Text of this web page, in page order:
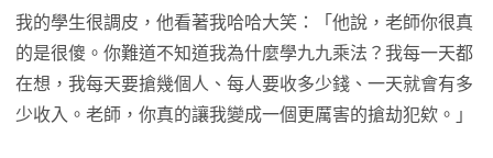
我的學生很調皮，他看著我哈哈大笑：「他說，老師你很真
的是很傻。你難道不知道我為什麼學九九乘法？我每一天都
在想，我每天要搶幾個人、每人要收多少錢、一天就會有多
少收入。老師，你真的讓我變成一個更厲害的搶劫犯欸。」